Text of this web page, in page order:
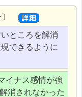
〕
ところを解消
できるように
イナス感情が強
消されなかった